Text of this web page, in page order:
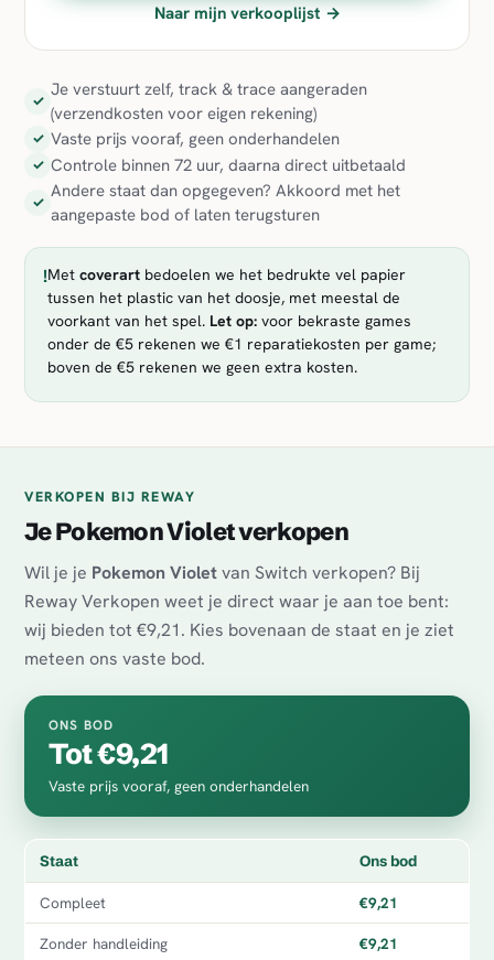
Naar mijn verkooplijst →
✓
Je verstuurt zelf, track & trace aangeraden
(verzendkosten voor eigen rekening)
✓ Vaste prijs vooraf, geen onderhandelen
✓ Controle binnen 72 uur, daarna direct uitbetaald
✓
Andere staat dan opgegeven? Akkoord met het
aangepaste bod of laten terugsturen
!Met coverart bedoelen we het bedrukte vel papier
tussen het plastic van het doosje, met meestal de
voorkant van het spel. Let op: voor bekraste games
onder de €5 rekenen we €1 reparatiekosten per game;
boven de €5 rekenen we geen extra kosten.
VERKOPEN BIJ REWAY
Je Pokemon Violet verkopen
Wil je je Pokemon Violetvan Switch verkopen? Bij
Reway Verkopen weet je direct waar je aan toe bent:
wij bieden tot €9,21. Kies bovenaan de staat en je ziet
meteen ons vaste bod.
ONS BOD
Tot €9,21
Vaste prijs vooraf, geen onderhandelen
Staat Ons bod
Compleet €9,21
Zonder handleiding €9,21